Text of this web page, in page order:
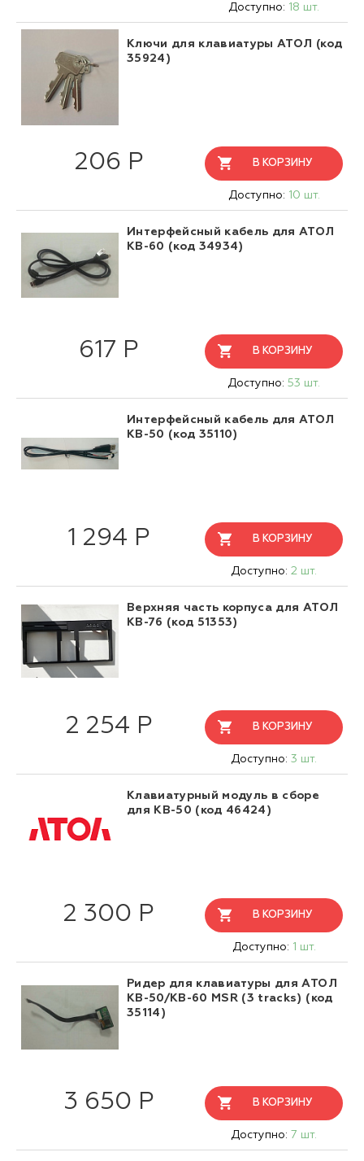
Доступно: 18 шт.
Ключи для клавиатуры АТОЛ (код
35924)
206 Р В КОРЗИНУ
Доступно: 10 шт.
Интерфейсный кабель для АТОЛ
KB-60 (код 34934)
617 Р В КОРЗИНУ
Доступно: 53 шт.
Интерфейсный кабель для АТОЛ
KB-50 (код 35110)
1 294 Р В КОРЗИНУ
Доступно: 2 шт.
Верхняя часть корпуса для АТОЛ
KB-76 (код 51353)
2 254 Р В КОРЗИНУ
Доступно: 3 шт.
Клавиатурный модуль в сборе
для KB-50 (код 46424)
2 300 Р В КОРЗИНУ
Доступно: 1 шт.
Ридер для клавиатуры для АТОЛ
KB-50/KB-60 MSR (3 tracks) (код
35114)
3 650 Р В КОРЗИНУ
Доступно: 7 шт.